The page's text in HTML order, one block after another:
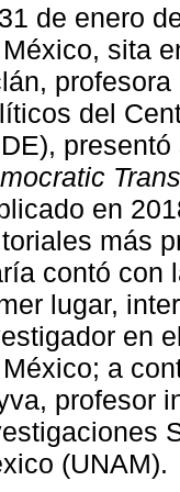
de enero
sita
del
presentó
en
más
contó con
lugar,
en
a
profesor
(UNAM).